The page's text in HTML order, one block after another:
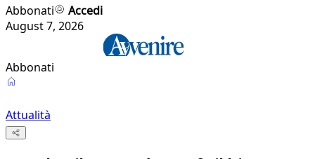
Abbonati
Accedi
August 7, 2026
Abbonati
Attualità